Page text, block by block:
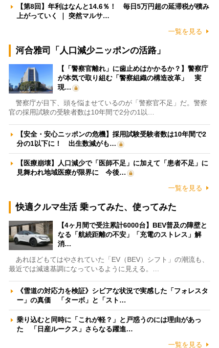
【第8回】年利はなんと14.6％！ 毎日5万円超の延滞税が積み
上がっていく ｜ 突然マルサ…
一覧を見る
河合雅司「人口減少ニッポンの活路」
【「警察官離れ」に歯止めはかかるか？】警察庁
が本気で取り組む「警察組織の構造改革」 実
現…
警察庁が目下、頭を悩ませているのが「警察官不足」だ。警察
官の採用試験の受験者数は10年間で2分の1以…
【安全・安心ニッポンの危機】採用試験受験者数は10年間で2
分の1以下に！ 出生数減がも…
【医療崩壊】人口減少で「医師不足」に加えて「患者不足」に
見舞われ地域医療が限界に 今後…
一覧を見る
快適クルマ生活 乗ってみた、使ってみた
【4ヶ月間で受注累計6000台】BEV普及の障壁と
なる「航続距離の不安」「充電のストレス」解
消…
あれほどもてはやされていた「EV（BEV）シフト」の潮流も、
最近では減速基調になっているように見える。…
《雪道の対応力を検証》シビアな状況で実感した「フォレスタ
ー」の真価 「ターボ」と「スト…
乗り込むと同時に「これが軽？」と戸惑うのには理由があっ
た 「日産ルークス」さらなる躍進…
一覧を見る